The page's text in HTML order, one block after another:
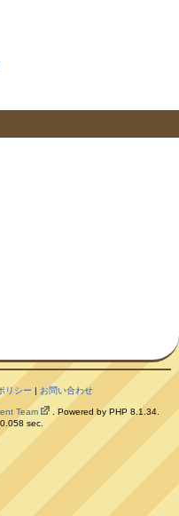
リシー | お問い合わせ
Team
. Powered by PHP 8.1.34.
sec.